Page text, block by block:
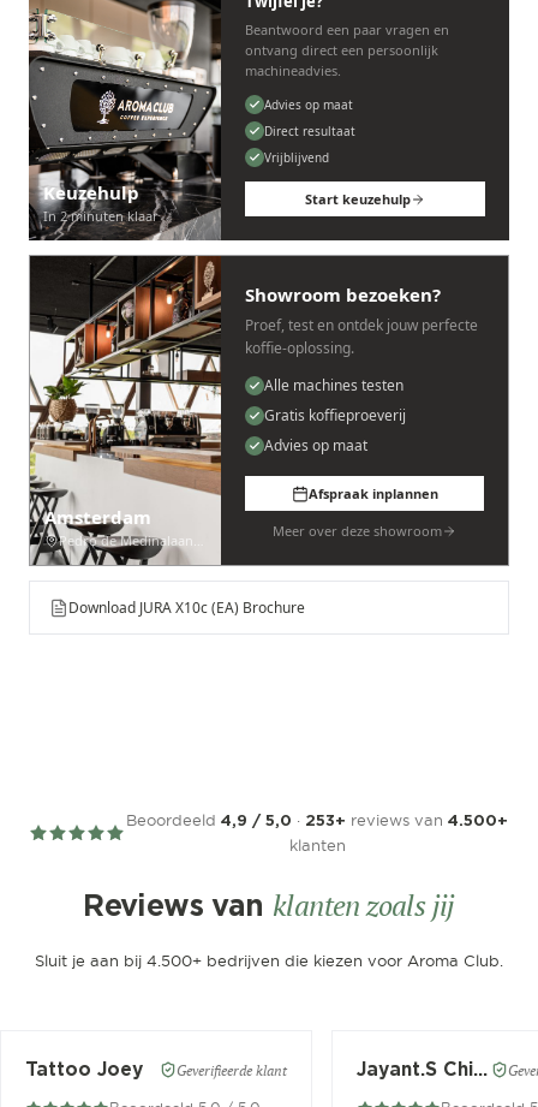
Keuzehulp
In 2 minuten klaar
Beantwoord een paar vragen en
ontvang direct een persoonlijk
machineadvies.
Advies op maat
Direct resultaat
Vrijblijvend
Start keuzehulp
Amsterdam
Pedro de Medinalaan 53
Showroom bezoeken?
Proef, test en ontdek jouw perfecte
koffie-oplossing.
Alle machines testen
Gratis koffieproeverij
Advies op maat
Afspraak inplannen
Meer over deze showroom
Download JURA X10c (EA) Brochure
Beoordeeld 4,9 / 5,0 · 253+ reviews van 4.500+
klanten
Reviews van klanten zoals jij
Sluit je aan bij 4.500+ bedrijven die kiezen voor Aroma Club.
Tattoo Joey Geverifieerde klant Jayant.S Chitaroe